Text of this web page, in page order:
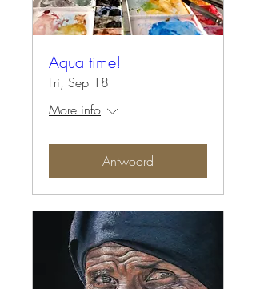
Aqua time!
Fri, Sep 18
More info
Antwoord